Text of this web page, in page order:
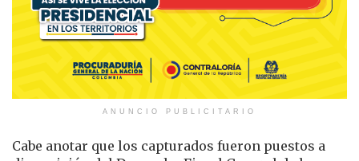
ANUNCIO PUBLICITARIO
Cabe anotar que los capturados fueron puestos a